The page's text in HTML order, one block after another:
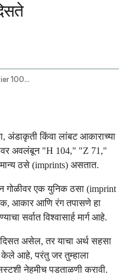
Metformin Pill Identifier 1000mg
अंडाकृती किंवा लांबट आकाराच्या
अवलंबून "H 104," "Z 71,"
ठसे (imprints) असतात.
गोळीवर एक युनिक ठसा (imprint
आकार आणि रंग तपासणे हा
सर्वात विश्वासार्ह मार्ग आहे.
असेल, तर याचा अर्थ सहसा
केले आहे, परंतु जर तुम्हाला
नेहमीच पडताळणी करावी.